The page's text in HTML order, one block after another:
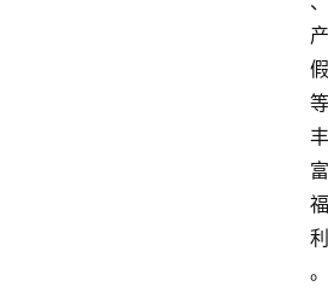
产
假
等
丰
富
福
利
。